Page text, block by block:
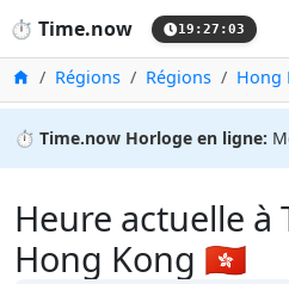
⏱️ Time.now 19:27:03
Accueil
Régions Régions Hong
⏱️ Time.now Horloge en ligne:
Heure actuelle à
Hong Kong 🇭🇰